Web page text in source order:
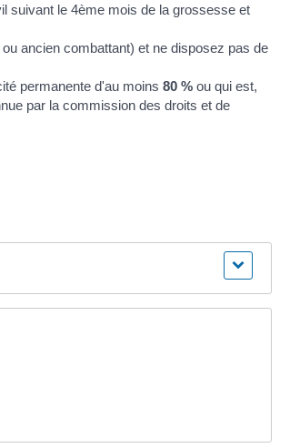
suivant le 4ème mois de la grossesse et
ancien combattant) et ne disposez pas de
permanente d'au moins 80 % ou qui est,
par la commission des droits et de